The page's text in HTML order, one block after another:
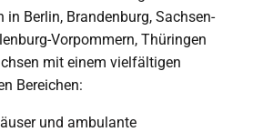
in Berlin, Brandenburg, Sachsen-
Vorpommern, Thüringen
mit einem vielfältigen
Bereichen:
und ambulante